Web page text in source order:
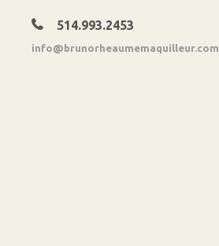
514.993.2453
info@brunorheaumemaquilleur.com